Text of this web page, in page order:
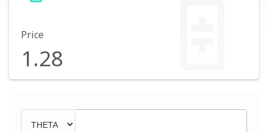
Price
1.28